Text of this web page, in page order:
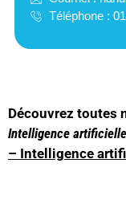
Téléphone :
Découvrez toutes
Intelligence artificielle
– Intelligence